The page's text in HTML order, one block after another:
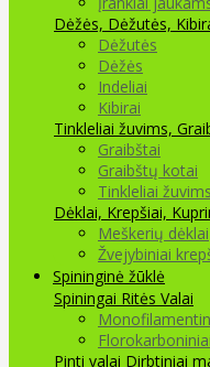
Dėžės, Dėžutės,
Dėžutės
Dėžės
Indeliai
Kibirai
Tinkleliai žuvims,
Graibštai
Graibštų kotai
Tinkleliai žuvims
Dėklai, Krepšiai,
Meškerių dėklai
Žvejybiniai
Spininginė žūklė
Spiningai Ritės Valai
Pinti valai Dirbtiniai